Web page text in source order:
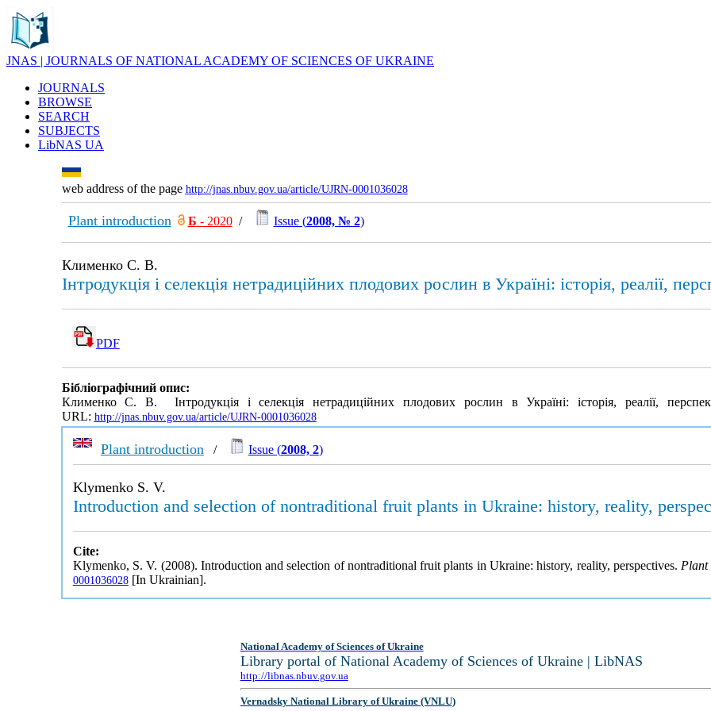
JNAS | JOURNALS OF NATIONAL ACADEMY OF SCIENCES OF UKRAINE
JOURNALS
BROWSE
SEARCH
SUBJECTS
LibNAS UA
web address of the page http://jnas.nbuv.gov.ua/article/UJRN-0001036028
Plant introduction Б - 2020/ Issue (2008, № 2)
Клименко С. В.
Інтродукція і селекція нетрадиційних плодових рослин в Україні: історія, реалії,
PDF
Бібліографічний опис:
Клименко С. В. Інтродукція і селекція нетрадиційних плодових рослин в Україні: історія, реалії,
URL: http://jnas.nbuv.gov.ua/article/UJRN-0001036028
Plant introduction / Issue (2008, 2)
Klymenko S. V.
Introduction and selection of nontraditional fruit plants in Ukraine: history, reality,
Cite:
Klymenko, S. V. (2008). Introduction and selection of nontraditional fruit plants in Ukraine: history, reality, perspectives. Plant
0001036028[In Ukrainian].
National Academy of Sciences of Ukraine
Library portal of National Academy of Sciences of Ukraine | LibNAS
http://libnas.nbuv.gov.ua
Vernadsky National Library of Ukraine (VNLU)